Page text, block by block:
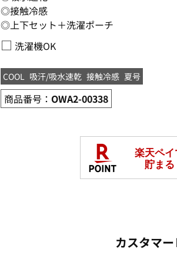
◎接触冷感
◎上下セット＋洗濯ポーチ
□ 洗濯機OK
COOL 吸汗/吸水速乾 接触冷感 夏号
商品番号： OWA2-00338
カスタマ